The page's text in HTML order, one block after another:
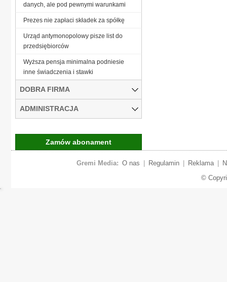
danych, ale pod pewnymi warunkami
Prezes nie zapłaci składek za spółkę
Urząd antymonopolowy pisze list do
przedsiębiorców
Wyższa pensja minimalna podniesie
inne świadczenia i stawki
DOBRA FIRMA
ADMINISTRACJA
Zamów abonament
Gremi Media: O nas Regulamin Reklama
©